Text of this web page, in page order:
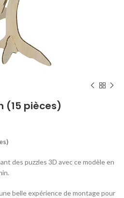
(15 pièces)
des puzzles 3D avec ce modèle en
belle expérience de montage pour